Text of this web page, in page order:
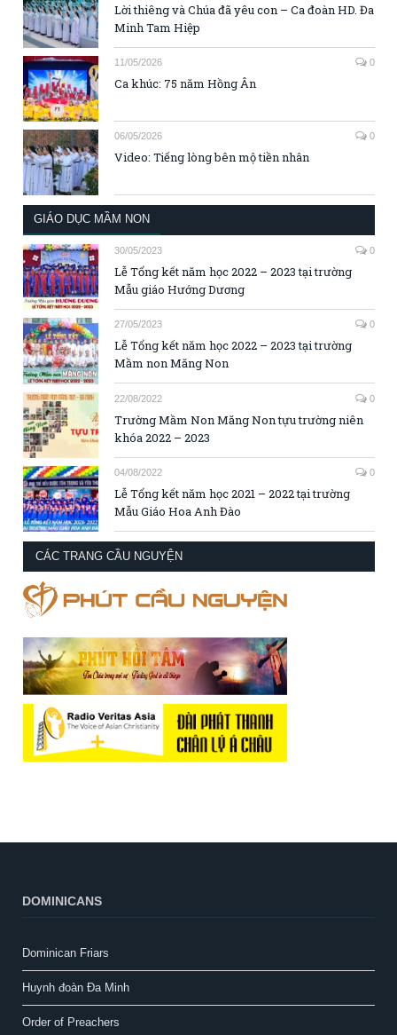
Lời thiêng và Chúa đã yêu con – Ca đoàn HD. Đa
Minh Tam Hiệp
11/05/2026 0
Ca khúc: 75 năm Hồng Ân
06/05/2026 0
Video: Tiếng lòng bên mộ tiền nhân
GIÁO DỤC MẦM NON
30/05/2023 0
Lễ Tổng kết năm học 2022 – 2023 tại trường
Mẫu giáo Hướng Dương
27/05/2023 0
Lễ Tổng kết năm học 2022 – 2023 tại trường
Mầm non Măng Non
22/08/2022 0
Trường Mầm Non Măng Non tựu trường niên
khóa 2022 – 2023
04/08/2022 0
Lễ Tổng kết năm học 2021 – 2022 tại trường
Mẫu Giáo Hoa Anh Đào
CÁC TRANG CẦU NGUYỆN
DOMINICANS
Dominican Friars
Huynh đoàn Đa Minh
Order of Preachers